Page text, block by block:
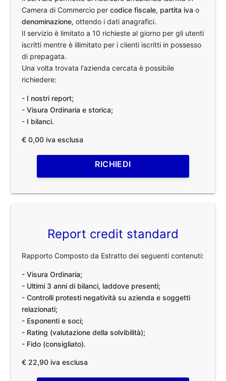
Camera di Commercio percodice fiscale, partita iva o
denominazione, ottendo i dati anagrafici.
Il servizio è limitato a 10 richieste al giorno per gli utenti
iscritti mentre è illimitato per i clienti iscritti in possesso
di prepagata.
Una volta trovata l'azienda cercata è possibile
richiedere:
- I nostri report;
- Visura Ordinaria e storica;
- I bilanci.
€ 0,00 iva esclusa
RICHIEDI
Report credit standard
Rapporto Composto da Estratto dei seguenti contenuti:
- Visura Ordinaria;
- Ultimi 3 anni di bilanci, laddove presenti;
- Controlli protesti negatività su azienda e soggetti
relazionati;
- Esponenti e soci;
- Rating (valutazione della solvibilità);
- Fido (consigliato).
€ 22,90 iva esclusa